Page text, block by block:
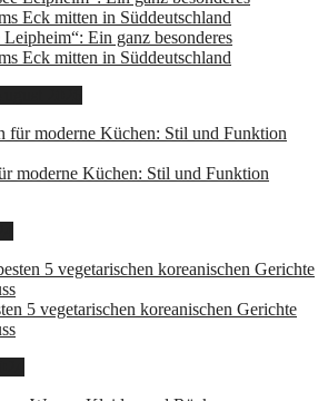
Ein ganz besonderes
Eck mitten in Süddeutschland
moderne Küchen: Stil und Funktion
5 vegetarischen koreanischen Gerichte